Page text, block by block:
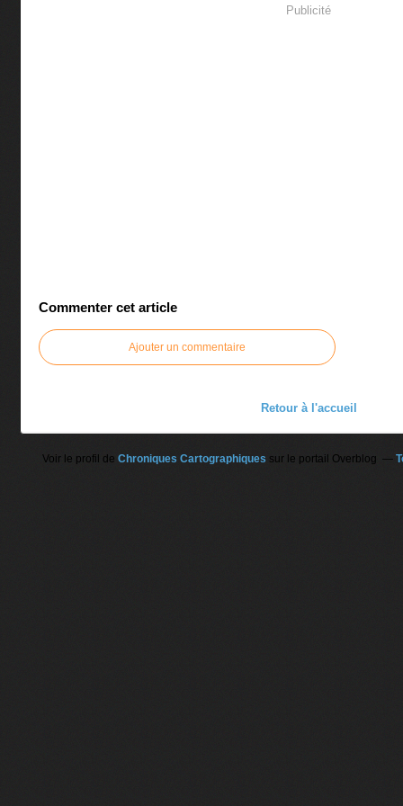
Publicité
Commenter cet article
Ajouter un commentaire
Retour à l'accueil
Voir le profil de Chroniques Cartographiques sur le portail Overblog